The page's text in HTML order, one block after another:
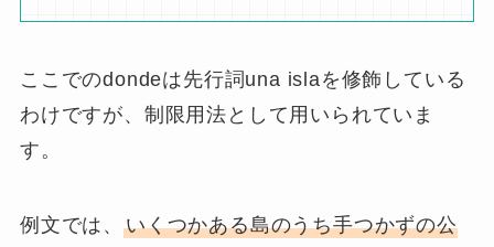
ここでのdondeは先行詞una islaを修飾している
わけですが、制限用法として用いられていま
す。
例文では、 いくつかある島のうち手つかずの公